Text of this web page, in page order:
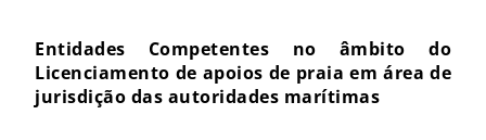
Entidades Competentes no âmbito do
Licenciamento de apoios de praia em área de
jurisdição das autoridades marítimas